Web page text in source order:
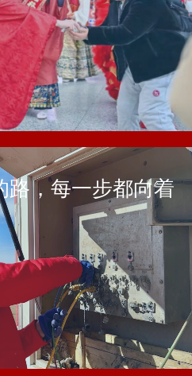
路，每一步都向着